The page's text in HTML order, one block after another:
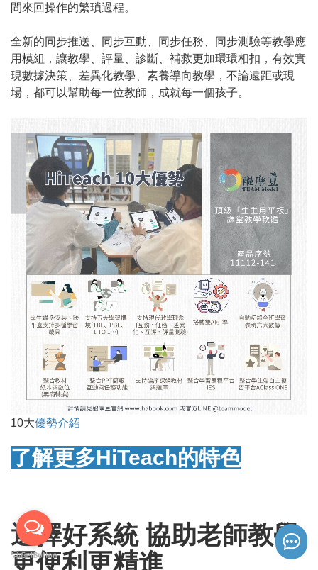
間來回操作的繁瑣過程。
全新的同步推送、同步互動、同步任務、同步測驗等教學應
用模組，讓教學、評量、診斷、補救更加環環相扣，有效實
現數據決策、差異化教學、素養導向教學，不論遠距或現
場，都可以幫助每一位教師，成就每一個孩子。
10大優勢介紹
了解更多HiTeach的特色
選擇好系統 協助老師教學
更便利更精進